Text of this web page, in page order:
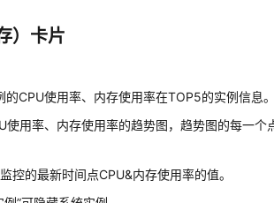
）卡片
CPU使用率、内存使用率在TOP5的实例信息。
使用率、内存使用率的趋势图，趋势图的每一个
控的最新时间点CPU&内存使用率的值。